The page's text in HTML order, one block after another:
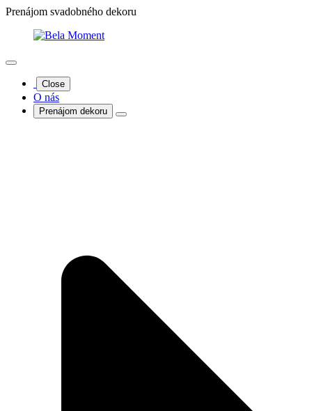
Prenájom svadobného dekoru
Close
O nás
Prenájom dekoru